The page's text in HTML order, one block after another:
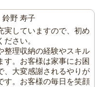
鈴野 寿子
実していますので、初め
さい。
整理収納の経験やスキル
す。お客様は家事にお困
、大変感謝されるやりが
す。お客様の毎日を笑顔